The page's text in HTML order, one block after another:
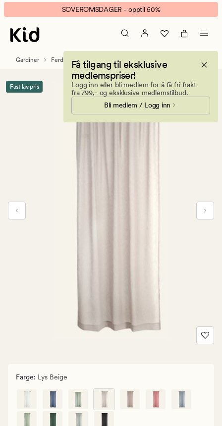
Otto
gardin
beige
banner.
Klikk
ESCAPE
pause.
SOVEROMSDAGER - opptil 50%
Få tilgang til eksklusive
medlemspriser!
Logg inn eller bli medlem for å få fri frakt
fra 799,- og eksklusive medlemstilbud.
Bli medlem / Logg inn
Gardiner Ferdigsydde gardiner
Fast lav pris
Farge: Lys Beige